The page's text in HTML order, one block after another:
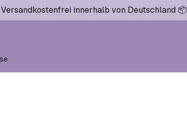
Versandkostenfrei innerhalb von Deutschland 📦